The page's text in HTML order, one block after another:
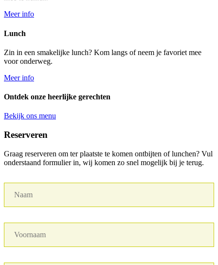
Meer info
Lunch
Zin in een smakelijke lunch? Kom langs of neem je favoriet mee
voor onderweg.
Meer info
Ontdek onze heerlijke gerechten
Bekijk ons menu
Reserveren
Graag reserveren om ter plaatste te komen ontbijten of lunchen? Vul
onderstaand formulier in, wij komen zo snel mogelijk bij je terug.